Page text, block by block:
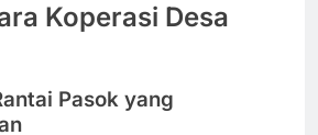
Koperasi Desa
Pasok yang